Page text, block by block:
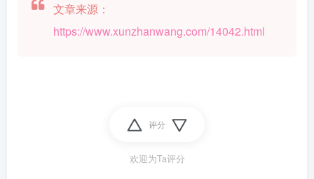
文章来源：
https://www.xunzhanwang.com/14042.html
评分
欢迎为Ta评分